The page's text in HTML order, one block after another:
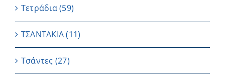
Τετράδια(59)
ΤΣΑΝΤΑΚΙΑ (11)
Τσάντες (27)